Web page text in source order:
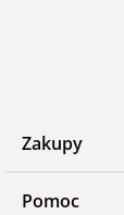
Zakupy
Pomoc